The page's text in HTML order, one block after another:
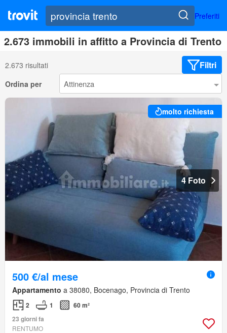
Preferiti
2.673 immobili in affitto a Provincia di Trento
2.673 risultati Filtri
Ordina per
molto richiesta
4 Foto
500 €/al mese
Appartamento a 38080, Bocenago, Provincia di Trento
2 1
60 m²
23 giorni fa
RENTUMO